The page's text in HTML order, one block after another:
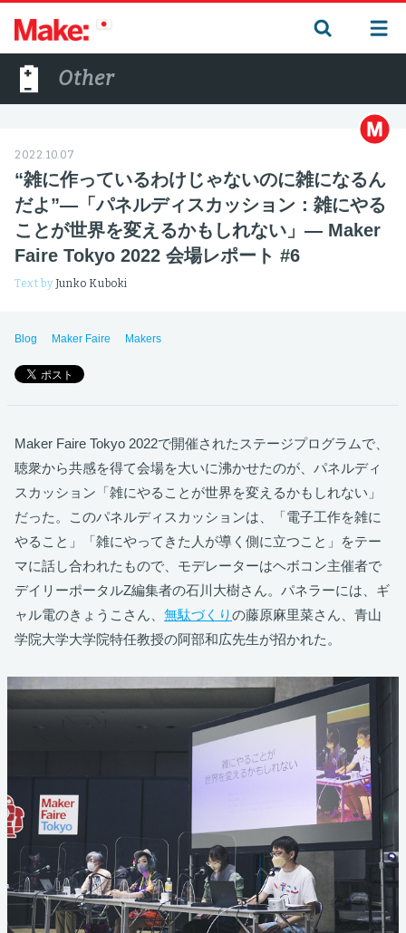
Other
2022.10.07
“雑に作っているわけじゃないのに雑になるん
だよ”―「パネルディスカッション：雑にやる
ことが世界を変えるかもしれない」— Maker
Faire Tokyo 2022 会場レポート #6
Text byJunko Kuboki
Blog Maker Faire Makers
Maker Faire Tokyo 2022で開催されたステージプログラムで、
聴衆から共感を得て会場を大いに沸かせたのが、パネルディ
スカッション「雑にやることが世界を変えるかもしれない」
だった。このパネルディスカッションは、「電子工作を雑に
やること」「雑にやってきた人が導く側に立つこと」をテー
マに話し合われたもので、モデレーターはヘボコン主催者で
デイリーポータルZ編集者の石川大樹さん。パネラーには、ギ
ャル電のきょうこさん、 無駄づくりの藤原麻里菜さん、青山
学院大学大学院特任教授の阿部和広先生が招かれた。